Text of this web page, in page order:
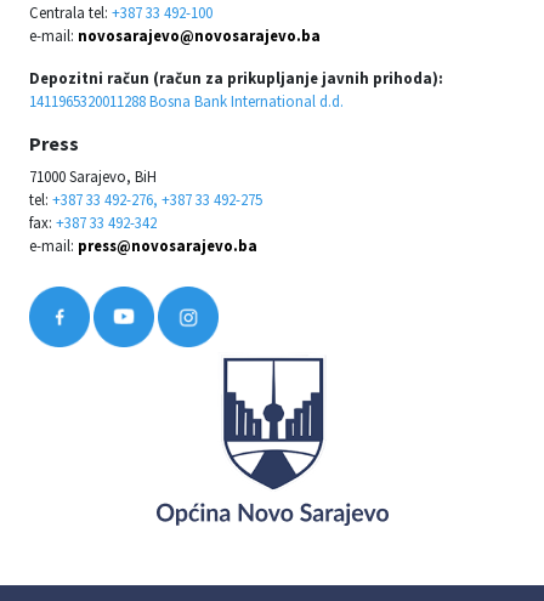
Centrala tel: +387 33 492-100
e-mail: novosarajevo@novosarajevo.ba
Depozitni račun (račun za prikupljanje javnih prihoda):
1411965320011288 Bosna Bank International d.d.
Press
71000 Sarajevo, BiH
tel: +387 33 492-276, +387 33 492-275
fax: +387 33 492-342
e-mail: press@novosarajevo.ba